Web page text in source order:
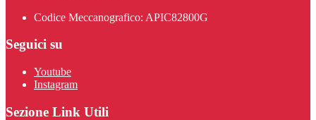
Codice Meccanografico: APIC82800G
Seguici su
Youtube
Instagram
Sezione Link Utili